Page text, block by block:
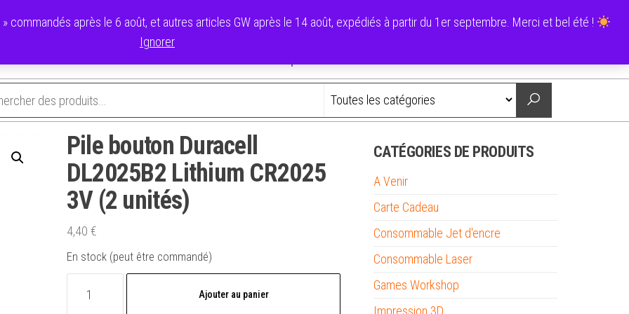
commandés après le 6 août, et autres articles GW après le 14 août, expédiés à partir du 1er septembre. Merci et bel été !
Ignorer
0,00 €
Pile bouton Duracell
DL2025B2 Lithium CR2025
3V (2 unités)
4,40 €
En stock (peut être commandé)
Ajouter au panier
CATÉGORIES DE PRODUITS
A Venir
Carte Cadeau
Consommable Jet d'encre
Consommable Laser
Games Workshop
Impression 3D